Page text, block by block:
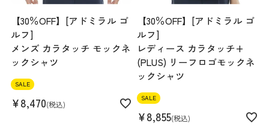
【30％OFF】[アドミラル ゴ
ルフ]
メンズ カラタッチ モックネ
ックシャツ
SALE
¥8,470 税込
【30％OFF】[アドミラル ゴ
ルフ]
レディース カラタッチ+
(PLUS) リーフロゴモックネ
ックシャツ
SALE
¥8,855 税込